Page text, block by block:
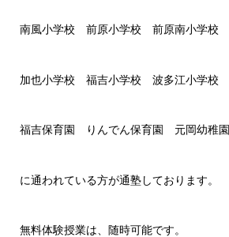
南風小学校 前原小学校 前原南小学校
加也小学校 福吉小学校 波多江小学校
福吉保育園 りんでん保育園 元岡幼稚園
に通われている方が通塾しております。
無料体験授業は、随時可能です。